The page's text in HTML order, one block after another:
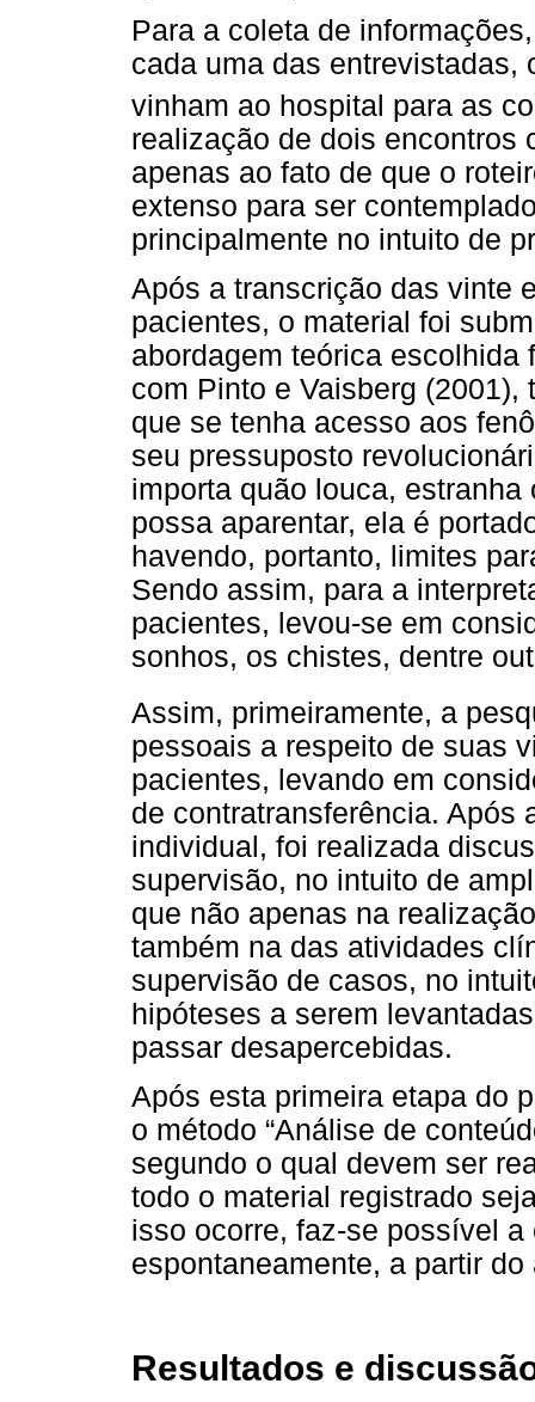
Para a coleta de
cada uma das entrevistadas,
vinham ao hospital para as
realização de dois encontros
apenas ao fato de que o
extenso para ser
principalmente no intuito de
Após a transcrição das vinte
pacientes, o material foi
abordagem teórica
com Pinto e Vaisberg
que se tenha acesso aos
seu pressuposto
importa quão louca,
possa aparentar, ela é
havendo, portanto, limites
Sendo assim, para a
pacientes, levou-se em
sonhos, os chistes, dentre
Assim, primeiramente, a
pessoais a respeito de suas
pacientes, levando em
de contratransferência. Após
individual, foi realizada
supervisão, no intuito de
que não apenas na
também na das atividades
supervisão de casos, no
hipóteses a serem
passar desapercebidas.
Após esta primeira etapa do
o método “Análise de
segundo o qual devem ser
todo o material registrado
isso ocorre, faz-se possível
espontaneamente, a partir
Resultados e